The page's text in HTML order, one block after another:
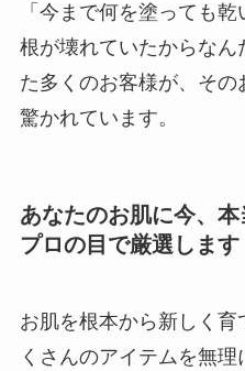
「今まで何を塗っても
根が壊れていたからなん
た多くのお客様が、そ
驚かれています。
あなたのお肌に今、
プロの目で厳選します
お肌を根本から新しく
くさんのアイテムを無